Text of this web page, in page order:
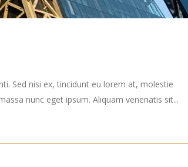
Sed nisi ex, tincidunt eu lorem at, molestie
nunc eget ipsum. Aliquam venenatis sit...